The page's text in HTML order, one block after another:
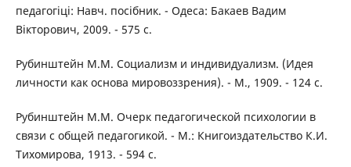
педагогіці: Навч. посібник. - Одеса: Бакаев Вадим
Вікторович, 2009. - 575 с.
Рубинштейн М.М. Социализм и индивидуализм. (Идея
личности как основа мировоззрения). - М., 1909. - 124 с.
Рубинштейн М.М. Очерк педагогической психологии в
связи с общей педагогикой. - М.: Книгоиздательство К.И.
Тихомирова, 1913. - 594 с.